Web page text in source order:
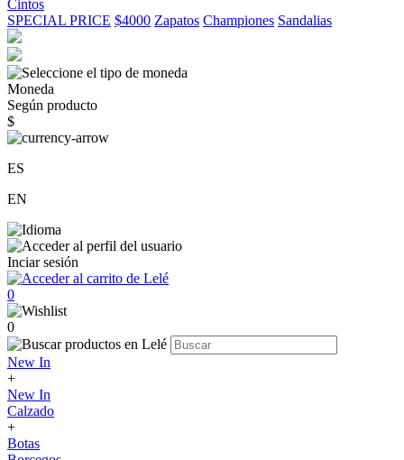
Cintos
SPECIAL PRICE $4000 Zapatos Championes Sandalias
Moneda
Según producto
$
ES
EN
Inciar sesión
0
0
New In
+
New In
Calzado
+
Botas